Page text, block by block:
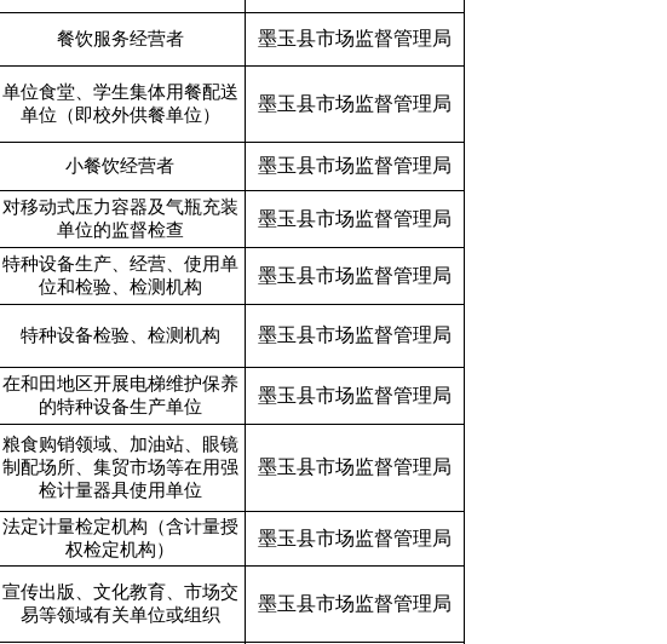
餐饮服务经营者 墨玉县市场监督管理局
单位食堂、学生集体用餐配送
单位（即校外供餐单位）
墨玉县市场监督管理局
小餐饮经营者 墨玉县市场监督管理局
对移动式压力容器及气瓶充装
单位的监督检查
墨玉县市场监督管理局
特种设备生产、经营、使用单
位和检验、检测机构
墨玉县市场监督管理局
特种设备检验、检测机构 墨玉县市场监督管理局
在和田地区开展电梯维护保养
的特种设备生产单位
墨玉县市场监督管理局
粮食购销领域、加油站、眼镜
制配场所、集贸市场等在用强
检计量器具使用单位
墨玉县市场监督管理局
法定计量检定机构（含计量授
权检定机构）
墨玉县市场监督管理局
宣传出版、文化教育、市场交
易等领域有关单位或组织
墨玉县市场监督管理局